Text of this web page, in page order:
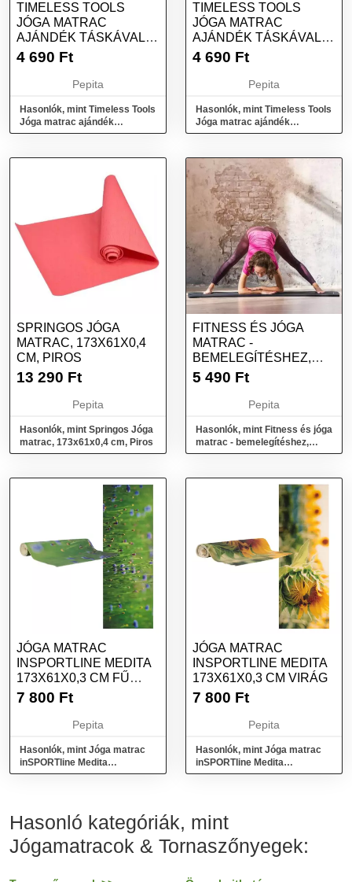
TIMELESS TOOLS
JÓGA MATRAC
AJÁNDÉK TÁSKÁVAL,
181 X 61 CM, KÉK
4 690 Ft
Pepita
Hasonlók, mint Timeless Tools
Jóga matrac ajándék
táskával, 181 x 61 cm, Kék
TIMELESS TOOLS
JÓGA MATRAC
AJÁNDÉK TÁSKÁVAL,
181 X 61 CM,
4 690 Ft
Pepita
Hasonlók, mint Timeless Tools
Jóga matrac ajándék
táskával, 181 x 61 cm,
SPRINGOS JÓGA
MATRAC, 173X61X0,4
CM, PIROS
13 290 Ft
Pepita
Hasonlók, mint Springos Jóga
matrac, 173x61x0,4 cm, Piros
FITNESS ÉS JÓGA
MATRAC -
BEMELEGÍTÉSHEZ,
EDZÉSHEZ,
5 490 Ft
Pepita
Hasonlók, mint Fitness és jóga
matrac - bemelegítéshez,
edzéshez, nyújtáshoz - 1...
JÓGA MATRAC
INSPORTLINE MEDITA
173X61X0,3 CM FŰ
ZÖLD
7 800 Ft
Pepita
Hasonlók, mint Jóga matrac
inSPORTline Medita
173x61x0,3 cm fű zöld
JÓGA MATRAC
INSPORTLINE MEDITA
173X61X0,3 CM VIRÁG
7 800 Ft
Pepita
Hasonlók, mint Jóga matrac
inSPORTline Medita
173x61x0,3 cm virág
Hasonló kategóriák, mint
Jógamatracok & Tornaszőnyegek: